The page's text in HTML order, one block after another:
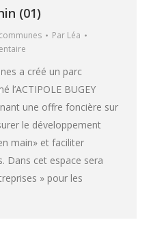
(01)
Par Léa
a créé un parc
l’ACTIPOLE BUGEY
une offre foncière sur
le développement
main» et faciliter
Dans cet espace sera
» pour les